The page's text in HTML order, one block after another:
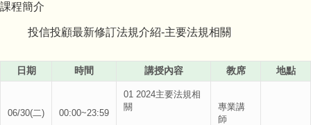
課程簡介
投信投顧最新修訂法規介紹-主要法規相關
日期 時間 講授內容 教席 地點
06/30(二) 00:00~23:59
01 2024主要法規相
關
專業講
師